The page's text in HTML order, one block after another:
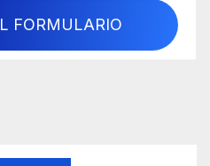
FORMULARIO